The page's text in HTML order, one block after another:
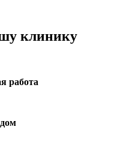
клинику
работа